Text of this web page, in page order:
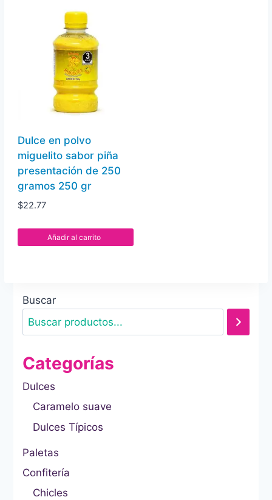
Dulce en polvo
miguelito sabor piña
presentación de 250
gramos 250 gr
$22.77
Añadir al carrito
Buscar
Categorías
Dulces
Caramelo suave
Dulces Típicos
Paletas
Confitería
Chicles